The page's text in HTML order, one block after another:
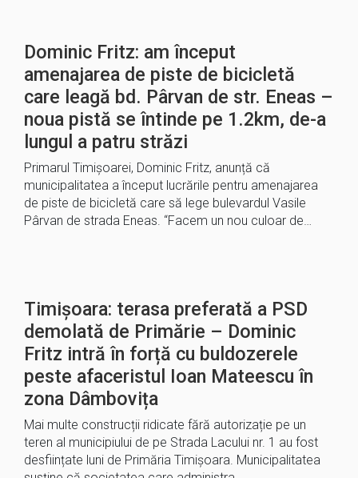
Dominic Fritz: am început
amenajarea de piste de bicicletă
care leagă bd. Pârvan de str. Eneas –
noua pistă se întinde pe 1.2km, de-a
lungul a patru străzi
Primarul Timișoarei, Dominic Fritz, anunță că
municipalitatea a început lucrările pentru amenajarea
de piste de bicicletă care să lege bulevardul Vasile
Pârvan de strada Eneas. “Facem un nou culoar de…
Timișoara: terasa preferată a PSD
demolată de Primărie – Dominic
Fritz intră în forță cu buldozerele
peste afaceristul Ioan Mateescu în
zona Dâmbovița
Mai multe construcții ridicate fără autorizație pe un
teren al municipiului de pe Strada Lacului nr. 1 au fost
desființate luni de Primăria Timișoara. Municipalitatea